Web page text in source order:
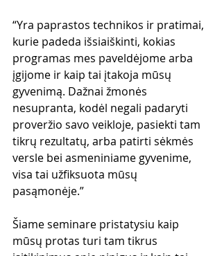
“Yra paprastos technikos ir pratimai,
kurie padeda išsiaiškinti, kokias
programas mes paveldėjome arba
įgijome ir kaip tai įtakoja mūsų
gyvenimą. Dažnai žmonės
nesupranta, kodėl negali padaryti
proveržio savo veikloje, pasiekti tam
tikrų rezultatų, arba patirti sėkmės
versle bei asmeniniame gyvenime,
visa tai užfiksuota mūsų
pasąmonėje.”
Šiame seminare pristatysiu kaip
mūsų protas turi tam tikrus